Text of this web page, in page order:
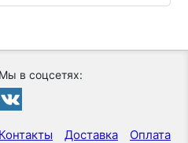
Мы в соцсетях:
Контакты Доставка Оплата